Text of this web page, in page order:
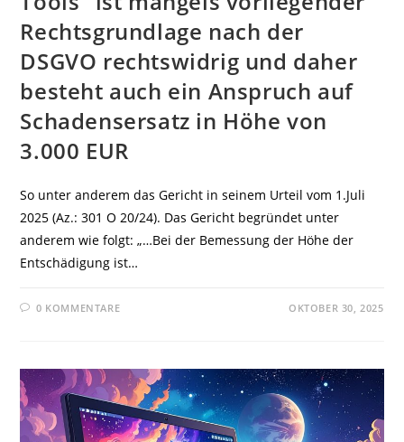
Rechtsgrundlage nach der
DSGVO rechtswidrig und daher
besteht auch ein Anspruch auf
Schadensersatz in Höhe von
3.000 EUR
So unter anderem das Gericht in seinem Urteil vom 1.Juli
2025 (Az.: 301 O 20/24). Das Gericht begründet unter
anderem wie folgt: „…Bei der Bemessung der Höhe der
Entschädigung ist…
0 KOMMENTARE OKTOBER 30, 2025